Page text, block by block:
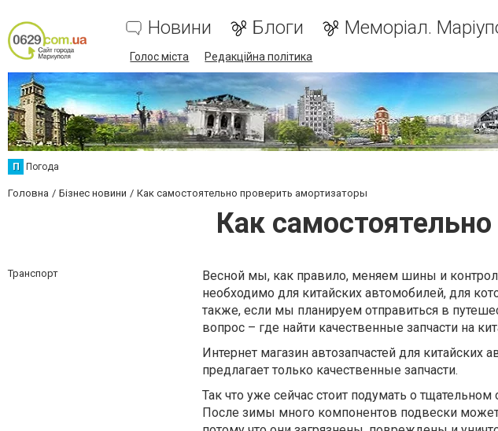
Новини Блоги Меморіал.
Голос міста Редакційна політика
П Погода
Головна Бізнес новини Как самостоятельно проверить амортизаторы
Как
Транспорт
Весной мы, как правило, меняем шины и
необходимо для китайских автомобилей, для
также, если мы планируем отправиться в
вопрос – где найти качественные запчасти на
Интернет магазин автозапчастей для китайских
предлагает только качественные запчасти.
Так что уже сейчас стоит подумать о
После зимы много компонентов подвески